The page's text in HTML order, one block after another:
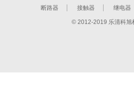
断路器 接触器 继电器
© 2012-2019 乐清科旭